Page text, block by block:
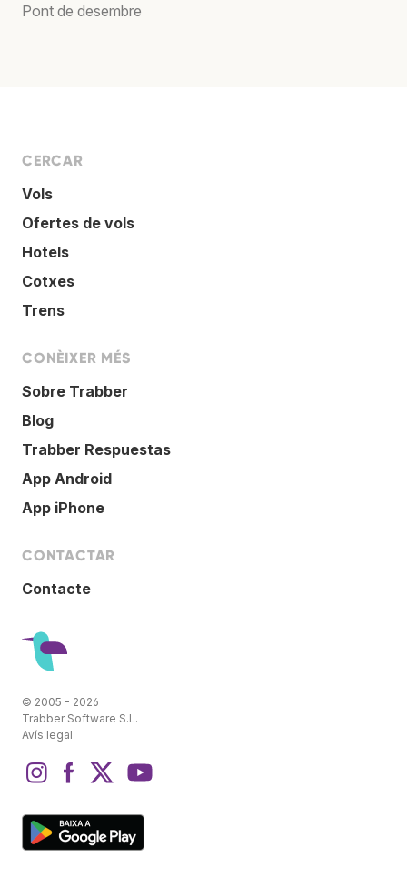
Pont de desembre
CERCAR
Vols
Ofertes de vols
Hotels
Cotxes
Trens
CONÈIXER MÉS
Sobre Trabber
Blog
Trabber Respuestas
App Android
App iPhone
CONTACTAR
Contacte
© 2005 - 2026
Trabber Software S.L.
Avís legal